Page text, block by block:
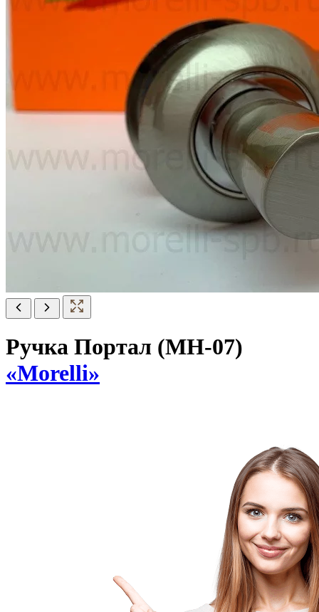
Ручка Портал (MH-07)
«Morelli»